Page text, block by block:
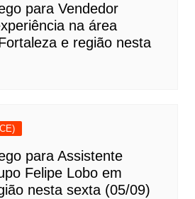
para Vendedor
na área
e região nesta
para Assistente
Felipe Lobo em
nesta sexta (05/09)